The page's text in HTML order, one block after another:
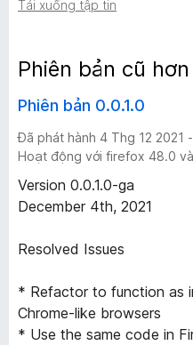
h
i
ê
n
b
ả
n
Tải xuống tập tin
Phiên bản cũ hơn
Phiên bản 0.0.1.0
Đã phát hành 4 Thg 12 2021
Hoạt động với firefox 48.0
Version 0.0.1.0-ga
December 4th, 2021
Resolved Issues
* Refactor to function as
Chrome-like browsers
* Use the same code in